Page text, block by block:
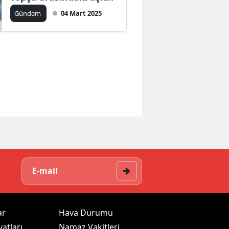
iddiası gündemde
Gündem 04 Mart 2025
Hava Durumu